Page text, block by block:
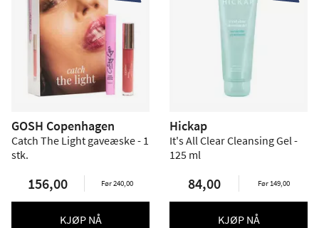
GOSH Copenhagen
Catch The Light gaveæske - 1
stk.
156,00 Før 240,00
KJØP NÅ
Hickap
It's All Clear Cleansing Gel -
125 ml
84,00 Før 149,00
KJØP NÅ